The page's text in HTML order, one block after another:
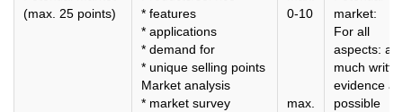
(max. 25 points)
* features
* applications
* demand for
* unique selling points
Market analysis
* market survey
0-10
max.
market:
For all
aspects: as
much
evidence as
possible